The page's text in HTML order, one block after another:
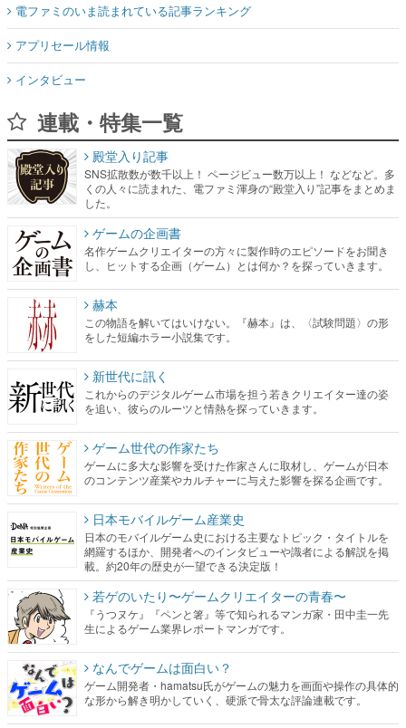
電ファミのいま読まれている記事ランキング
アプリセール情報
インタビュー
連載・特集一覧
殿堂入り記事
SNS拡散数が数千以上！ ページビュー数万以上！ などなど。多
くの人々に読まれた、電ファミ渾身の“殿堂入り”記事をまとめま
した。
ゲームの企画書
名作ゲームクリエイターの方々に製作時のエピソードをお聞き
し、ヒットする企画（ゲーム）とは何か？を探っていきます。
赫本
この物語を解いてはいけない。『赫本』は、〈試験問題〉の形
をした短編ホラー小説集です。
新世代に訊く
これからのデジタルゲーム市場を担う若きクリエイター達の姿
を追い、彼らのルーツと情熱を探っていきます。
ゲーム世代の作家たち
ゲームに多大な影響を受けた作家さんに取材し、ゲームが日本
のコンテンツ産業やカルチャーに与えた影響を探る企画です。
日本モバイルゲーム産業史
日本のモバイルゲーム史における主要なトピック・タイトルを
網羅するほか、開発者へのインタビューや識者による解説を掲
載。約20年の歴史が一望できる決定版！
若ゲのいたり〜ゲームクリエイターの青春〜
『うつヌケ』『ペンと箸』等で知られるマンガ家・田中圭一先
生によるゲーム業界レポートマンガです。
なんでゲームは面白い？
ゲーム開発者・hamatsu氏がゲームの魅力を画面や操作の具体的
な形から解き明かしていく、硬派で骨太な評論連載です。